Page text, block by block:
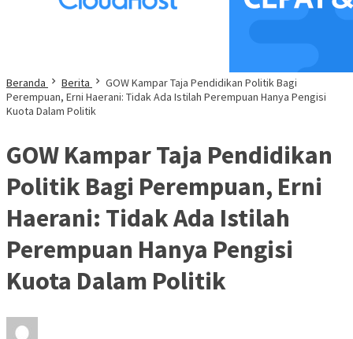
Beranda Berita
GOW Kampar Taja Pendidikan Politik Bagi
Perempuan, Erni Haerani: Tidak Ada Istilah Perempuan Hanya Pengisi
Kuota Dalam Politik
GOW Kampar Taja Pendidikan
Politik Bagi Perempuan, Erni
Haerani: Tidak Ada Istilah
Perempuan Hanya Pengisi
Kuota Dalam Politik